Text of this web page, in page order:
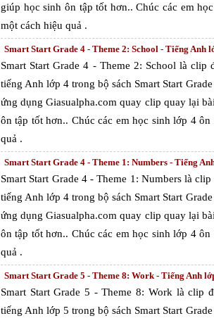
giúp học sinh ôn tập tốt hơn.. Chúc các em
một cách hiệu quả .
Smart Start Grade 4 - Theme 2: School - Tiếng Anh
Smart Start Grade 4 - Theme 2: School là
tiếng Anh lớp 4 trong bộ sách Smart Start
ứng dụng Giasualpha.com quay clip quay lại
ôn tập tốt hơn.. Chúc các em học sinh lớp 4
quả .
Smart Start Grade 4 - Theme 1: Numbers - Tiếng
Smart Start Grade 4 - Theme 1: Numbers là
tiếng Anh lớp 4 trong bộ sách Smart Start
ứng dụng Giasualpha.com quay clip quay lại
ôn tập tốt hơn.. Chúc các em học sinh lớp 4
quả .
Smart Start Grade 5 - Theme 8: Work - Tiếng Anh
Smart Start Grade 5 - Theme 8: Work là clip
tiếng Anh lớp 5 trong bộ sách Smart Start